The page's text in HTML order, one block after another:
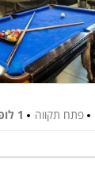
פתח תקווה
1 לופט